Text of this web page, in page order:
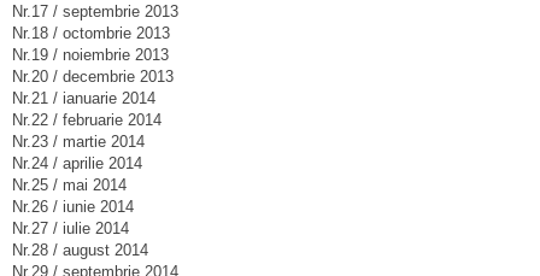
Nr.17 / septembrie 2013
Nr.18 / octombrie 2013
Nr.19 / noiembrie 2013
Nr.20 / decembrie 2013
Nr.21 / ianuarie 2014
Nr.22 / februarie 2014
Nr.23 / martie 2014
Nr.24 / aprilie 2014
Nr.25 / mai 2014
Nr.26 / iunie 2014
Nr.27 / iulie 2014
Nr.28 / august 2014
Nr.29 / septembrie 2014